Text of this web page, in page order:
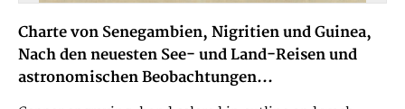
Charte von Senegambien, Nigritien und Guinea,
Nach den neuesten See- und Land-Reisen und
astronomischen Beobachtungen...